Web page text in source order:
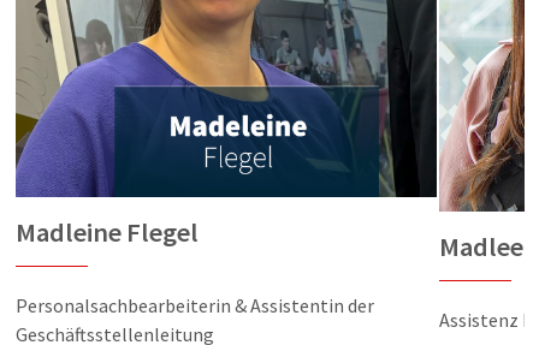
Madleine Flegel
Personalsachbearbeiterin & Assistentin der
Geschäftsstellenleitung
Assistenz